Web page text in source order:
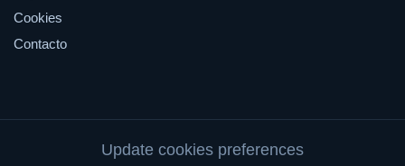
Cookies
Contacto
Update cookies preferences